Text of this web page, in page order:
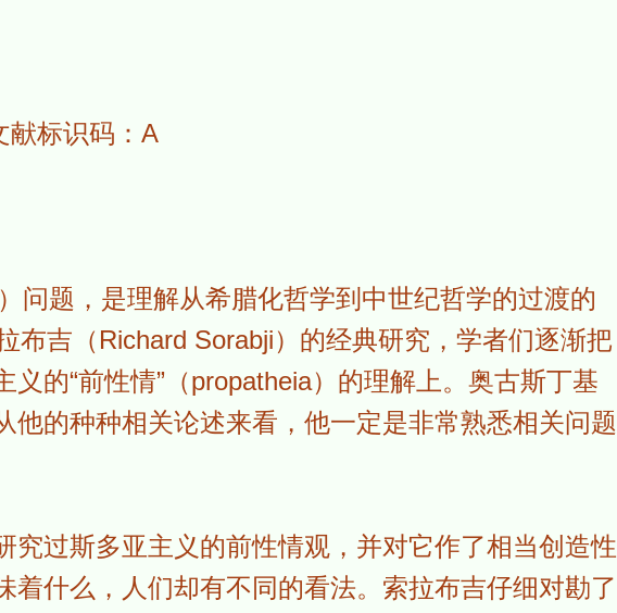
标识码：A
问题，是理解从希腊化哲学到中世纪哲学的过渡的
布吉（Richard Sorabji）的经典研究，学者们逐渐把
的“前性情”（propatheia）的理解上。奥古斯丁基
他的种种相关论述来看，他一定是非常熟悉相关问题
究过斯多亚主义的前性情观，并对它作了相当创造性
着什么，人们却有不同的看法。索拉布吉仔细对勘了